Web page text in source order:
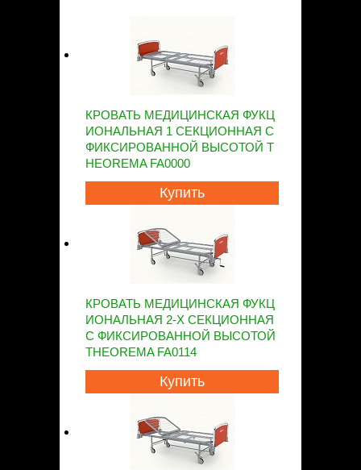
КРОВАТЬ МЕДИЦИНСКАЯ ФУКЦ
ИОНАЛЬНАЯ 1 СЕКЦИОННАЯ С
ФИКСИРОВАННОЙ ВЫСОТОЙ T
HEOREMA FA0000
Купить
КРОВАТЬ МЕДИЦИНСКАЯ ФУКЦ
ИОНАЛЬНАЯ 2-Х СЕКЦИОННАЯ
С ФИКСИРОВАННОЙ ВЫСОТОЙ
THEOREMA FA0114
Купить